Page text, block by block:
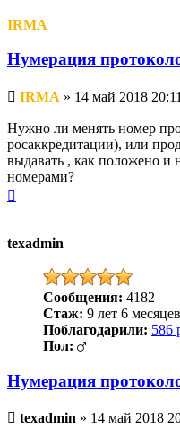
IRMA
Нумерация
Непрочитанное
IRMA » 14 май 2018 20:11
Нужно ли менять номер
росаккредитации), или
выдавать , как положено и
номерами?
texadmin
Сообщения: 4182
Стаж: 9 лет 6 месяцев
Поблагодарили: 586
Пол:
Нумерация
Непрочитанное
texadmin » 14 май 2018